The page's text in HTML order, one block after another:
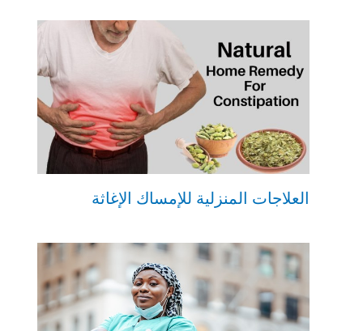
العلاجات المنزلية للإمساك الإغاثة